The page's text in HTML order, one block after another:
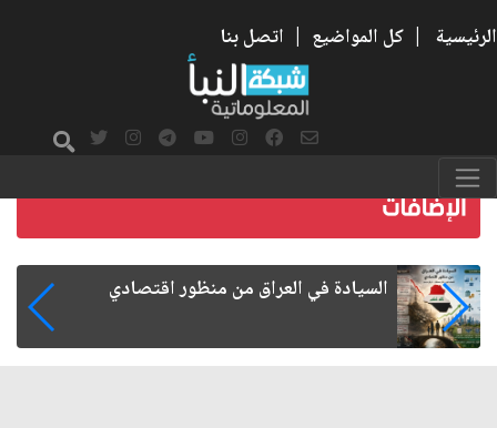
الرئيسية | كل المواضيع | اتصل بنا
ما بعد الأربعين.. كيف اتسعت الزيارة من هويتها